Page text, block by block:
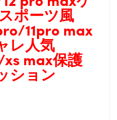
ポーツ風
11pro max
レ人気
max保護
ション